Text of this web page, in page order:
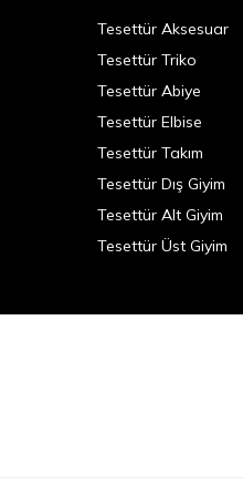
Tesettür Aksesuar
Tesettür Triko
Tesettür Abiye
Tesettür Elbise
Tesettür Takım
Tesettür Dış Giyim
Tesettür Alt Giyim
Tesettür Üst Giyim